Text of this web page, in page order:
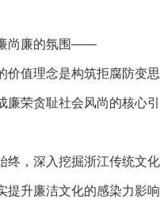
尚廉的氛围——
值理念是构筑拒腐防变思
荣贪耻社会风尚的核心引
，深入挖掘浙江传统文化
提升廉洁文化的感染力影响